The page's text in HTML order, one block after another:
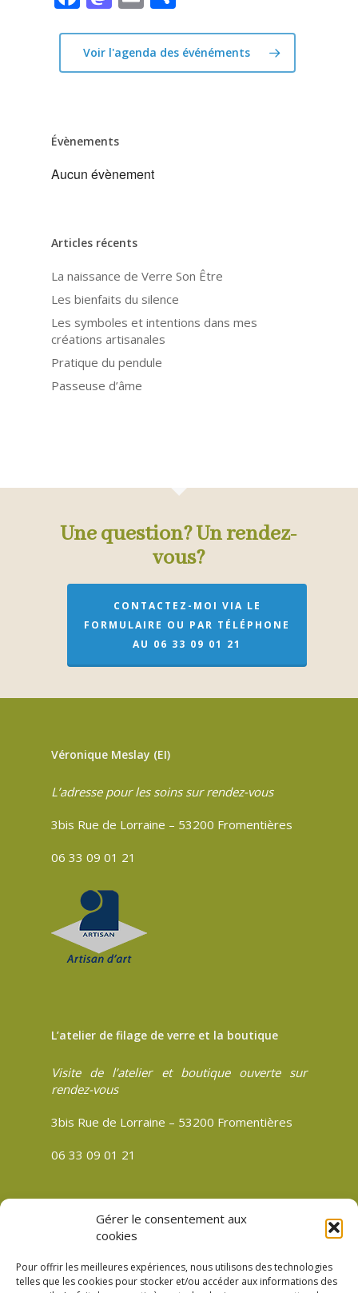
Gérer le consentement aux
cookies
Pour offrir les meilleures expériences, nous utilisons des technologies
telles que les cookies pour stocker et/ou accéder aux informations des
Voir l'agenda des événéments
Évènements
Aucun évènement
Articles récents
La naissance de Verre Son Être
Les bienfaits du silence
Les symboles et intentions dans mes
créations artisanales
Pratique du pendule
Passeuse d’âme
Une question? Un rendez-
vous?
CONTACTEZ-MOI VIA LE
FORMULAIRE OU PAR TÉLÉPHONE
AU 06 33 09 01 21
Véronique Meslay (EI)
L’adresse pour les soins sur rendez-vous
3bis Rue de Lorraine – 53200 Fromentières
06 33 09 01 21
L’atelier de filage de verre et la boutique
Visite de l’atelier et boutique ouverte sur
rendez-vous
3bis Rue de Lorraine – 53200 Fromentières
06 33 09 01 21
Mentions légales